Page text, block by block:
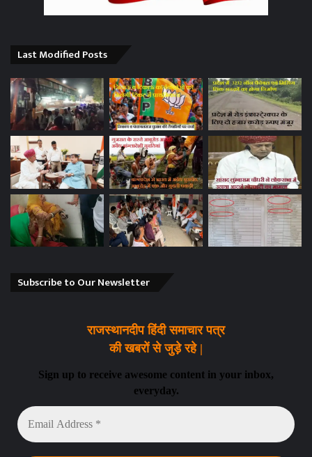
Last Modified Posts
Subscribe to Our Newsletter
राजस्थानदीप हिंदी समाचार पत्र
की खबरों से जुड़े रहे |
Sign up to receive awesome content in your inbox,
everyday.
Email
Address
*